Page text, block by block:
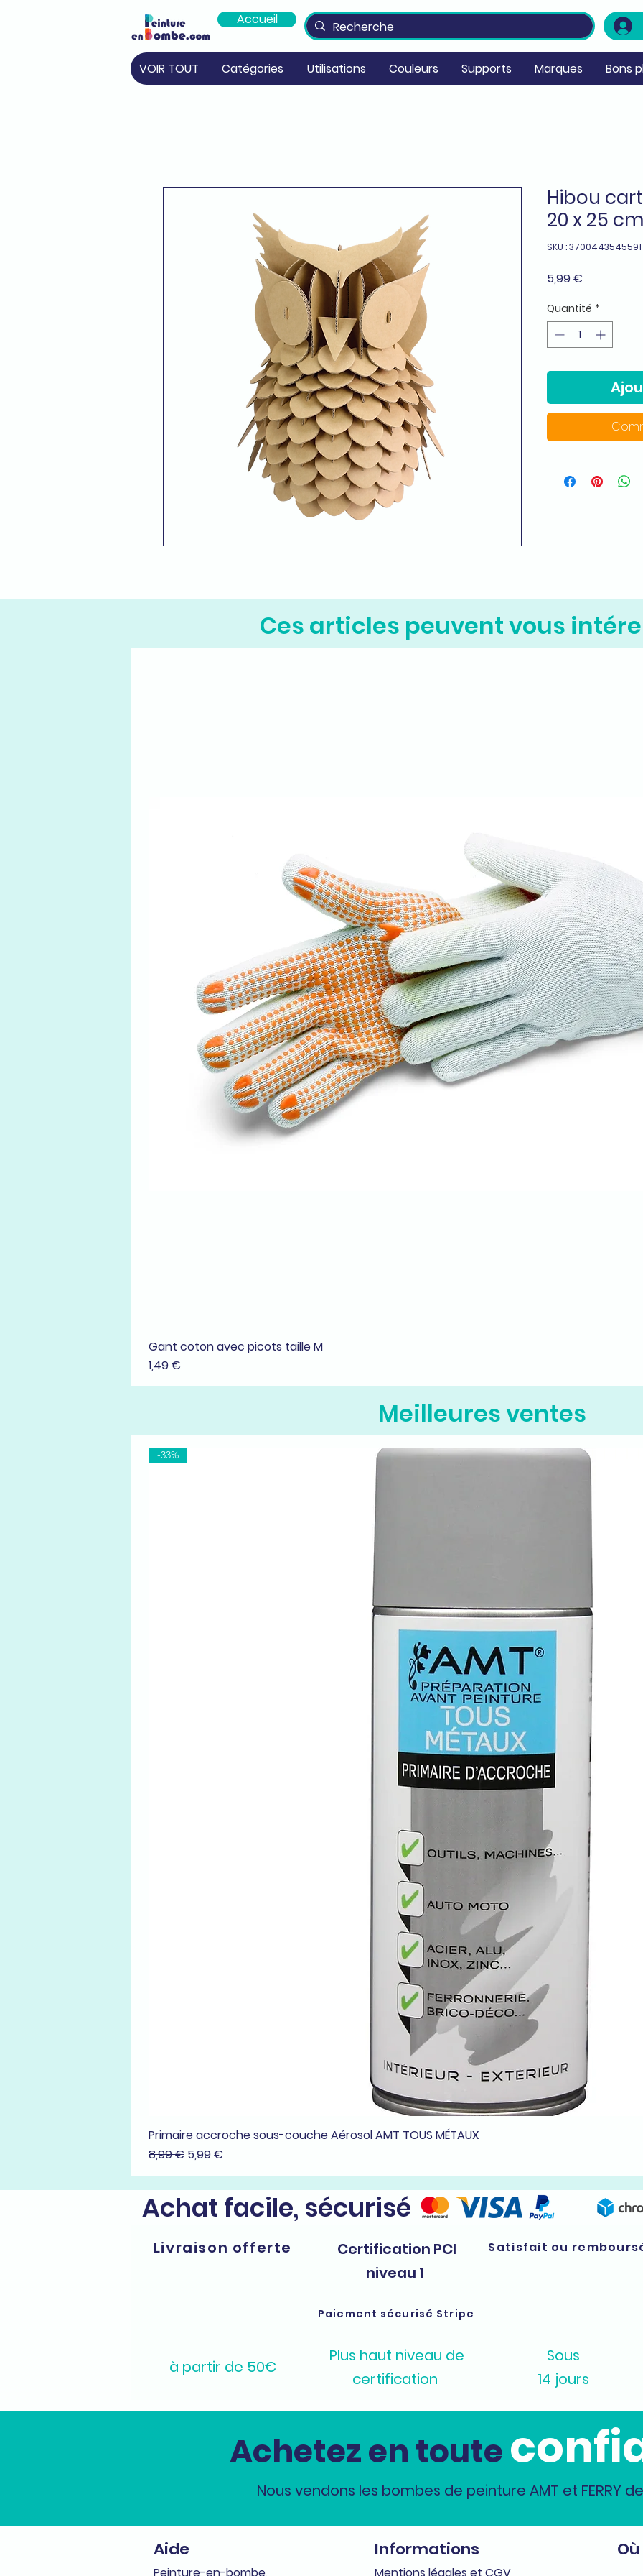
Accueil
VOIR TOUT Catégories Utilisations Couleurs Supports Marques Bons
Hibou
20 x 25 cm
SKU : 3700443545591
5,99 €
Quantité *
Ces articles peuvent vous
Gant coton avec picots taille M
Prix
1,49 €
Meilleures ventes
Aperçu rapide
-33%
Primaire accroche sous-couche Aérosol AMT TOUS MÉTAUX
Prix original
8,99 € Prix promotionnel
5,99 €
Achat facile, sécurisé
à partir de 50€
Livraison offerte
Certification PCI
niveau 1
Plus haut niveau de
certification
Paiement sécurisé Stripe
Sous
14 jours
Satisfait ou
Achetez en toute
Nous vendons les bombes de peinture AMT et FERRY
Aide Informations